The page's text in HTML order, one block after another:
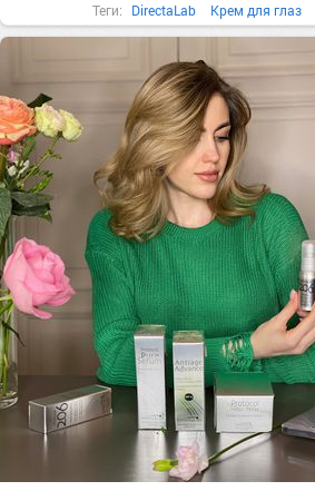
Теги: DirectaLab Крем для глаз